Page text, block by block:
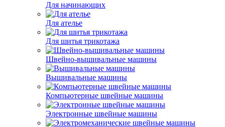
Для начинающих
Для ателье
Для шитья трикотажа
Швейно-вышивальные машины
Вышивальные машины
Компьютерные швейные машины
Электронные швейные машины